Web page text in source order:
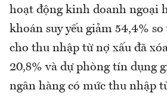
hoạt động kinh doanh ngoại
khoán suy yếu giảm 54,4%
cho thu nhập từ nợ xấu đã
20,8% và dự phòng tín dụng
ngân hàng có mức thu nhập